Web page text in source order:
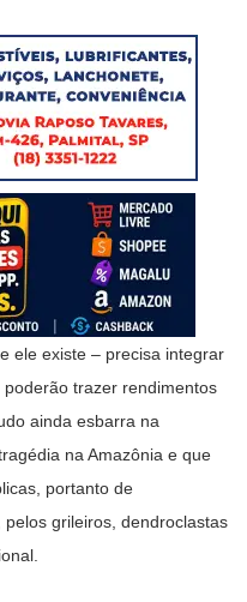
existe – precisa integrar
trazer rendimentos
ainda esbarra na
na Amazônia e que
portanto de
grileiros, dendroclastas